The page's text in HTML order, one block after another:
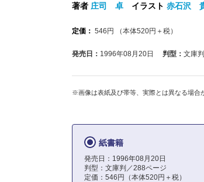
著者 庄司 卓 イラスト 赤石沢
定価： 546 円 （本体520円＋税）
発売日： 1996年08月20日 判型： 文庫判
※画像は表紙及び帯等、実際とは異なる場合
紙書籍
発売日：1996年08月20日
判型：文庫判／288ページ
定価：546円（本体520円＋税）